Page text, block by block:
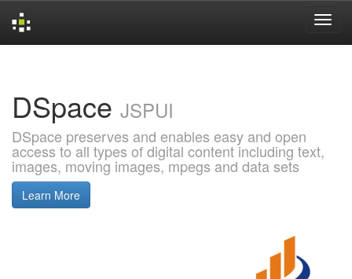
DSpace JSPUI
DSpace preserves and enables easy and open
access to all types of digital content including text,
images, moving images, mpegs and data sets
Learn More